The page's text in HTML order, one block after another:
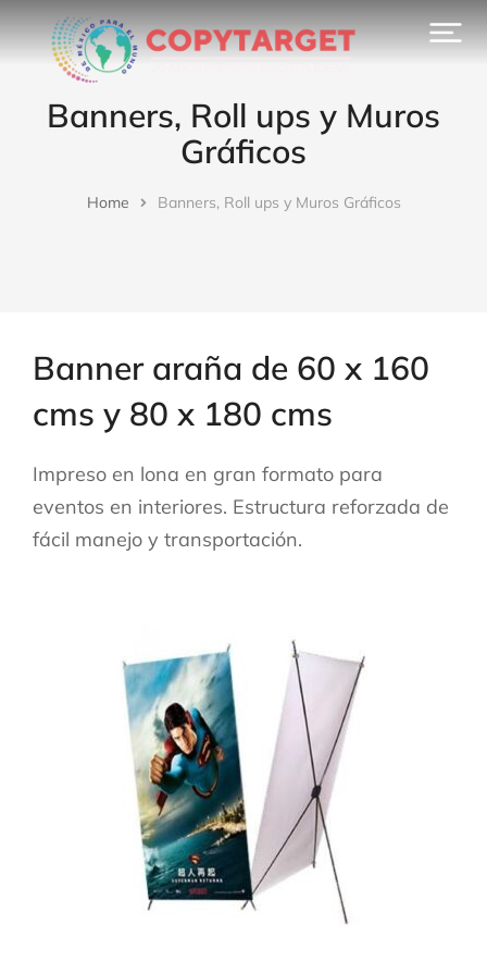
Banners, Roll ups y Muros
Gráficos
You are here:
Home Banners, Roll ups y Muros Gráficos
Banner araña de 60 x 160
cms y 80 x 180 cms
Impreso en lona en gran formato para
eventos en interiores. Estructura reforzada de
fácil manejo y transportación.